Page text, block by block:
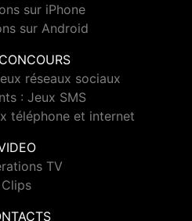
sur iPhone
sur Android
réseaux sociaux
: Jeux SMS
téléphone et internet
TV
Clips